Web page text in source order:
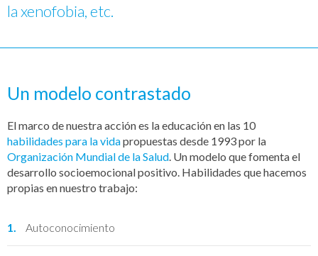
la xenofobia, etc.
Un modelo contrastado
El marco de nuestra acción es la educación en las 10
habilidades para la vidapropuestas desde 1993 por la
Organización Mundial de la Salud. Un modelo que fomenta el
desarrollo socioemocional positivo. Habilidades que hacemos
propias en nuestro trabajo:
Autoconocimiento